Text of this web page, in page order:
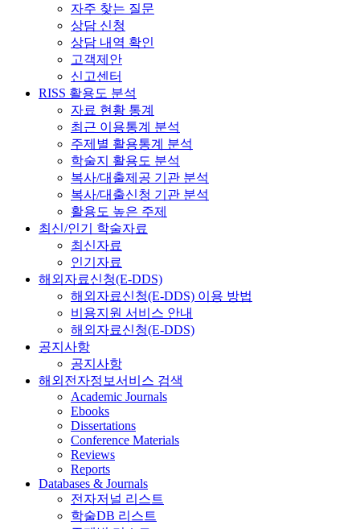
자주 찾는 질문
상담 신청
상담 내역 확인
고객제안
신고센터
RISS 활용도 분석
자료 현황 통계
최근 이용통계 분석
주제별 활용통계 분석
학술지 활용도 분석
복사/대출제공 기관 분석
복사/대출신청 기관 분석
활용도 높은 주제
최신/인기 학술자료
최신자료
인기자료
해외자료신청(E-DDS)
해외자료신청(E-DDS) 이용 방법
비용지원 서비스 안내
해외자료신청(E-DDS)
공지사항
공지사항
해외전자정보서비스 검색
Academic Journals
Ebooks
Dissertations
Conference Materials
Reviews
Reports
Databases & Journals
전자저널 리스트
학술DB 리스트